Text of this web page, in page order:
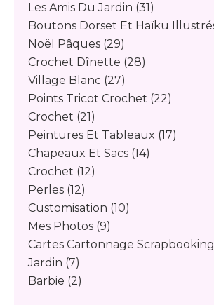
Les Amis Du Jardin (31)
Boutons Dorset Et Haïku
Noël Pâques (29)
Crochet Dînette (28)
Village Blanc (27)
Points Tricot Crochet (22)
Crochet (21)
Peintures Et Tableaux (17)
Chapeaux Et Sacs (14)
Crochet (12)
Perles (12)
Customisation (10)
Mes Photos (9)
Cartes Cartonnage Scrapbooking
Jardin (7)
Barbie (2)